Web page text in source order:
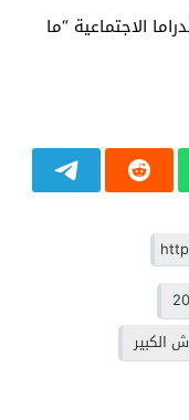
الاجتماعية “ما
الكبير